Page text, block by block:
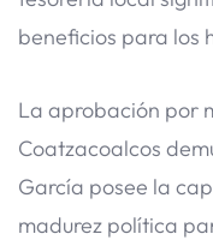
beneficios para los
​La aprobación por
Coatzacoalcos
García posee la
madurez política